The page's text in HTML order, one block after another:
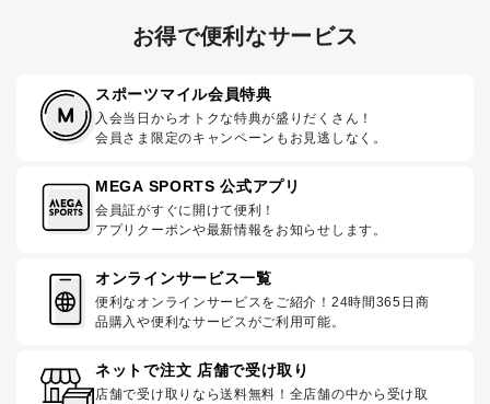
お得で便利なサービス
スポーツマイル会員特典
入会当日からオトクな特典が盛りだくさん！
会員さま限定のキャンペーンもお見逃しなく。
MEGA SPORTS 公式アプリ
会員証がすぐに開けて便利！
アプリクーポンや最新情報をお知らせします。
オンラインサービス一覧
便利なオンラインサービスをご紹介！24時間365日商
品購入や便利なサービスがご利用可能。
ネットで注文 店舗で受け取り
店舗で受け取りなら送料無料！全店舗の中から受け取